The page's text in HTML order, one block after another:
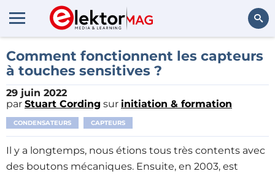
Rechercher
Comment fonctionnent les capteurs
à touches sensitives ?
29 juin 2022
par Stuart Cording sur initiation & formation
CONDENSATEURS CAPTEURS
Il y a longtemps, nous étions tous très contents avec
des boutons mécaniques. Ensuite, en 2003, est